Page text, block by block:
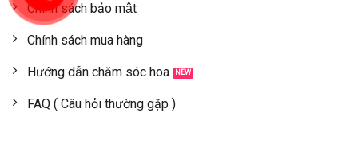
Chính sách bảo mật
Chính sách mua hàng
Hướng dẫn chăm sóc hoa
FAQ ( Câu hỏi thường gặp )